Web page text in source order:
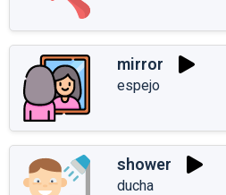
mirror
espejo
shower
ducha